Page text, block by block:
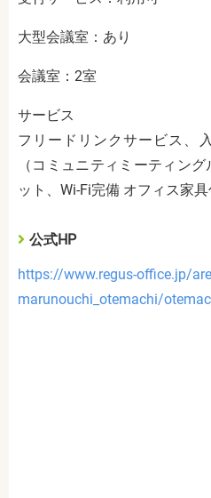
大型会議室：あり
会議室：2室
サービス
フリードリンクサービス、
（コミュニティミーティン
ット、Wi-Fi完備 オフィス家
公式HP
https://www.regus-office.jp/
marunouchi_otemachi/